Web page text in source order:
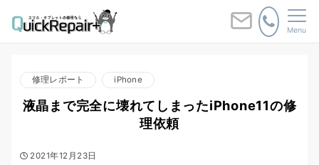
Menu
修理レポート iPhone
液晶まで完全に壊れてしまったiPhone11の修
理依頼
2021年12月23日